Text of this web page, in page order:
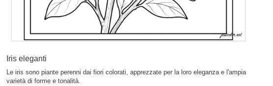
Iris eleganti
Le iris sono piante perenni dai fiori colorati, apprezzate per la loro eleganza e l'ampia
varietà di forme e tonalità.